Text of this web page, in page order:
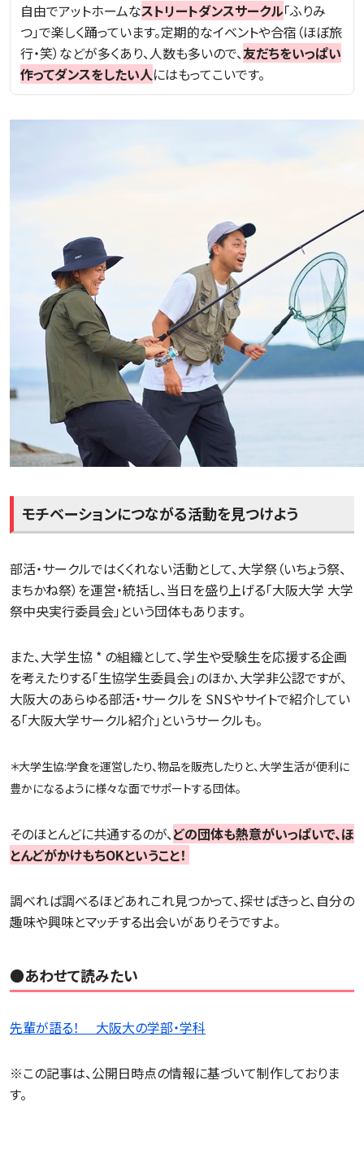
自由でアットホームなストリートダンスサークル「ふりみ
つ」で楽しく踊っています。定期的なイベントや合宿（ほぼ旅
行・笑）などが多くあり、人数も多いので、友だちをいっぱい
作ってダンスをしたい人にはもってこいです。
モチベーションにつながる活動を見つけよう
部活・サークルではくくれない活動として、大学祭（いちょう祭、
まちかね祭）を運営・統括し、当日を盛り上げる「大阪大学 大学
祭中央実行委員会」という団体もあります。
また、大学生協 * の組織として、学生や受験生を応援する企画
を考えたりする「生協学生委員会」のほか、大学非公認ですが、
大阪大のあらゆる部活・サークルを SNSやサイトで紹介してい
る「大阪大学サークル紹介」というサークルも。
＊大学生協:学食を運営したり、物品を販売したりと、大学生活が便利に
豊かになるように様々な面でサポートする団体。
そのほとんどに共通するのが、どの団体も熱意がいっぱいで、ほ
とんどがかけもちOKということ！
調べれば調べるほどあれこれ見つかって、探せばきっと、自分の
趣味や興味とマッチする出会いがありそうですよ。
●あわせて読みたい
先輩が語る！ 大阪大の学部・学科
※この記事は、公開日時点の情報に基づいて制作しておりま
す。